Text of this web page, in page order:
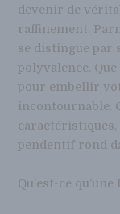
devenir de
raffinement.
se distingue par
polyvalence.
pour embellir
incontournable.
caractéristiques,
pendentif rond
Qu’est-ce